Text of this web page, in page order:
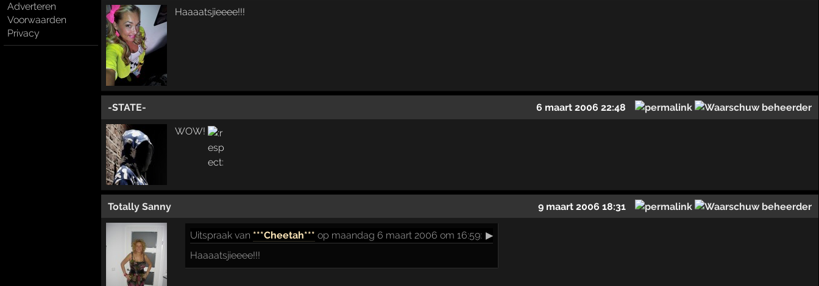
Adverteren
Voorwaarden
Privacy
Haaaatsjieeee!!!
-STATE- 6 maart 2006 22:48
WOW!
Totally Sanny 9 maart 2006 18:31
Uitspraakvan ***Cheetah*** op maandag 6 maart 2006 om 16:59: ▶
Haaaatsjieeee!!!